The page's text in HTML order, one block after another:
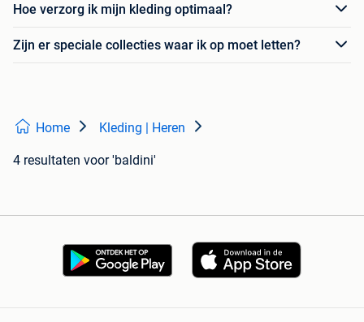
Hoe verzorg ik mijn kleding optimaal?
Zijn er speciale collecties waar ik op moet letten?
Home Kleding | Heren
4 resultaten voor 'baldini'